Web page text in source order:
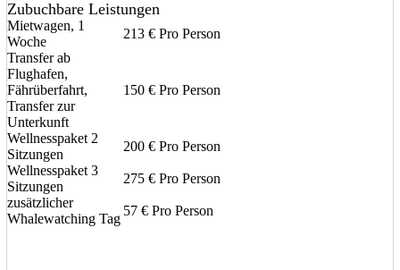
Zubuchbare Leistungen
Mietwagen, 1
Woche
213 € Pro Person
Transfer ab
Flughafen,
Fährüberfahrt,
Transfer zur
Unterkunft
150 € Pro Person
Wellnesspaket 2
Sitzungen
200 € Pro Person
Wellnesspaket 3
Sitzungen
275 € Pro Person
zusätzlicher
Whalewatching Tag
57 € Pro Person